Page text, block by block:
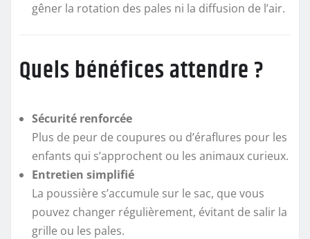
gêner la rotation des pales ni la diffusion de l’air.
Quels bénéfices attendre ?
Sécurité renforcée
Plus de peur de coupures ou d’éraflures pour les
enfants qui s’approchent ou les animaux curieux.
Entretien simplifié
La poussière s’accumule sur le sac, que vous
pouvez changer régulièrement, évitant de salir la
grille ou les pales.